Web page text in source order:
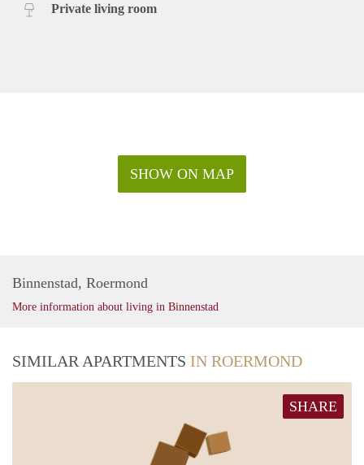
Private living room
SHOW ON MAP
Binnenstad, Roermond
More information about living in Binnenstad
SIMILAR APARTMENTS IN ROERMOND
SHARE